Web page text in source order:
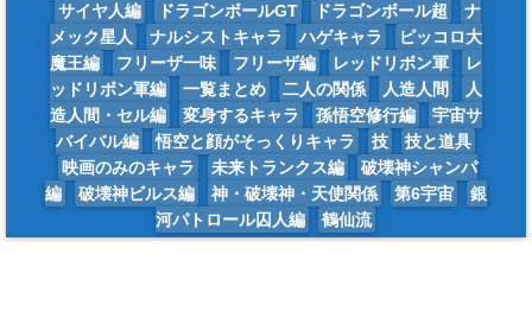
サイヤ人編
ドラゴンボールGT ドラゴンボール超
ナ
メック星人
ナルシストキャラ ハゲキャラ
ピッコロ大
魔王編
フリーザ一味 フリーザ編 レッドリボン軍
レ
ッドリボン軍編
一覧まとめ 二人の関係 人造人間
人
造人間・セル編
変身するキャラ 孫悟空修行編
宇宙サ
バイバル編
悟空と顔がそっくりキャラ 技
技と道具
映画のみのキャラ
未来トランクス編
破壊神シャンパ
編
破壊神ビルス編 神・破壊神・天使関係 第6宇宙
銀
河パトロール囚人編
鶴仙流